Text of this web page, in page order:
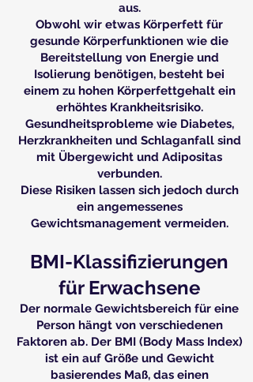
aus.
Obwohl wir etwas Körperfett für
gesunde Körperfunktionen wie die
Bereitstellung von Energie und
Isolierung benötigen, besteht bei
einem zu hohen Körperfettgehalt ein
erhöhtes Krankheitsrisiko.
Gesundheitsprobleme wie Diabetes,
Herzkrankheiten und Schlaganfall sind
mit Übergewicht und Adipositas
verbunden.
Diese Risiken lassen sich jedoch durch
ein angemessenes
Gewichtsmanagement vermeiden.
BMI-Klassifizierungen
für Erwachsene
Der normale Gewichtsbereich für eine
Person hängt von verschiedenen
Faktoren ab. Der BMI (Body Mass Index)
ist ein auf Größe und Gewicht
basierendes Maß, das einen